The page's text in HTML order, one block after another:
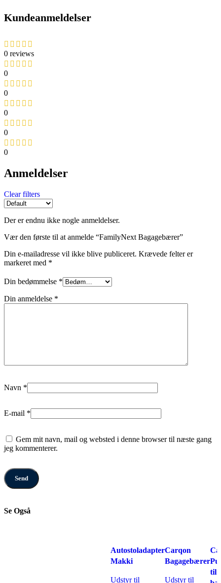
Kundeanmeldelser
0 reviews
0
0
0
0
0
Anmeldelser
Clear filters
Der er endnu ikke nogle anmeldelser.
Vær den første til at anmelde “FamilyNext Bagagebærer”
Din e-mailadresse vil ikke blive publiceret. Krævede felter er
markeret med *
Din bedømmelse *
Din anmeldelse *
Navn *
E-mail *
Gem mit navn, mail og websted i denne browser til næste gang
jeg kommenterer.
Se Også
Autostoladapter
Makki
Udstyr til
Carqon
Bagagebærer
Udstyr til
til